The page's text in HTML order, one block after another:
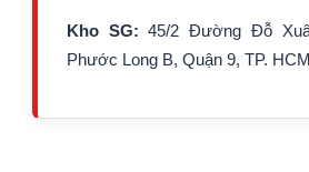
Kho SG: 45/2 Đường Đỗ
Phước Long B, Quận 9, TP. HCM